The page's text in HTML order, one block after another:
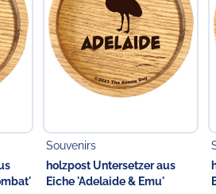
oder Ablage sonstiger
Deiner Phantasie sind wirklich
nur Deinen Tisch vor Kratzern und
auch noch stylisch aus.
e.V.zur Wiederaufforstung
Souvenirs
holzpost Untersetzer aus
Eiche 'Adelaide & Emu'